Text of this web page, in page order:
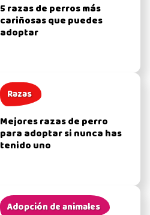
5 razas de perros más
cariñosas que puedes
adoptar
Razas
Mejores razas de perro
para adoptar si nunca has
tenido uno
Adopción de animales